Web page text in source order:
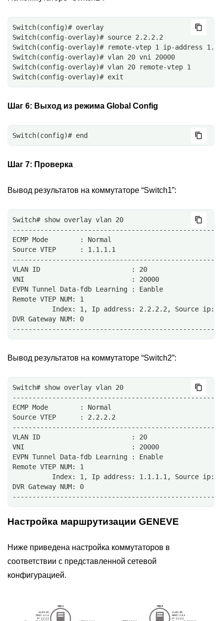
Switch(config)# overlay
Switch(config-overlay)# source 2.2.2.2
Switch(config-overlay)# remote-vtep 1 ip-address
Switch(config-overlay)# vlan 20 vni 20000
Switch(config-overlay)# vlan 20 remote-vtep 1
Switch(config-overlay)# exit
Шаг 6: Выход из режима Global Config
Switch(config)# end
Шаг 7: Проверка
Вывод результатов на коммутаторе “Switch1”:
Switch# show overlay vlan 20
ECMP Mode        : Normal
Source VTEP      : 1.1.1.1
VLAN ID                       : 20
VNI                           : 20000
EVPN Tunnel Data-fdb Learning : Eanble
Remote VTEP NUM: 1
Index: 1, Ip address: 2.2.2.2, Source ip:
DVR Gateway NUM: 0
Вывод результатов на коммутаторе “Switch2”:
Switch# show overlay vlan 20
ECMP Mode        : Normal
Source VTEP      : 2.2.2.2
VLAN ID                       : 20
VNI                           : 20000
EVPN Tunnel Data-fdb Learning : Enable
Remote VTEP NUM: 1
Index: 1, Ip address: 1.1.1.1, Source ip:
DVR Gateway NUM: 0
Настройка маршрутизации GENEVE
Ниже приведена настройка коммутаторов в
соответствии с представленной сетевой
конфигурацией.